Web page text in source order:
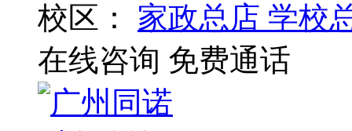
校区： 家政总店 学校
在线咨询 免费通话